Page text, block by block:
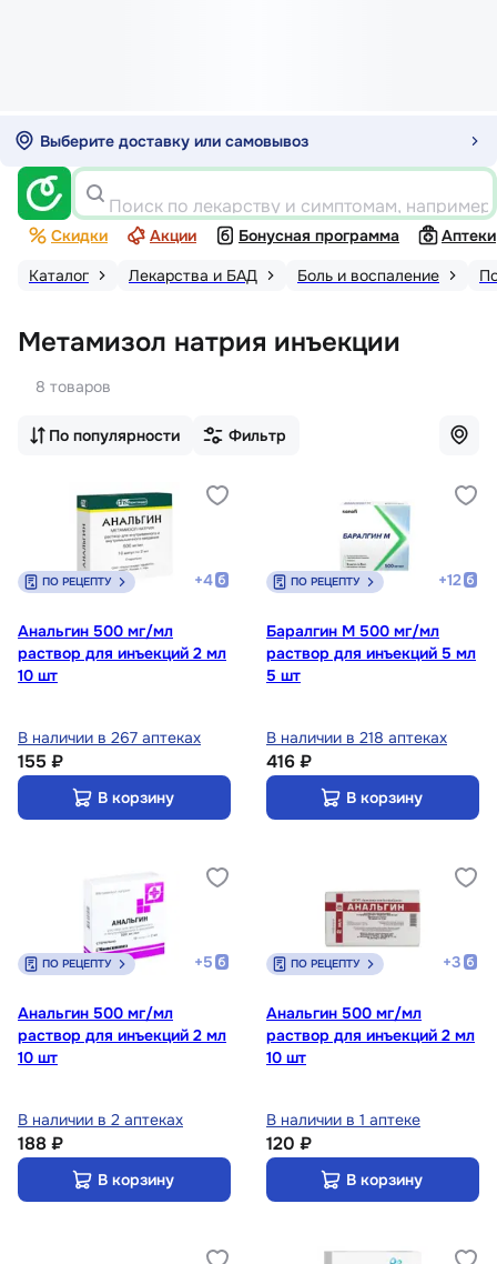
Выберите доставку или самовывоз
Поиск по лекарству и симптомам,
Скидки Акции Бонусная программа
Аптеки
Каталог
Лекарства и БАД Боль и воспаление
Метамизол натрия инъекции
8 товаров
По популярности Фильтр
ПО РЕЦЕПТУ +4
Анальгин 500 мг/мл
раствор для инъекций 2 мл
10 шт
В наличии в 267 аптеках
155 ₽
В корзину
ПО РЕЦЕПТУ +12
Баралгин М 500 мг/мл
раствор для инъекций 5 мл
5 шт
В наличии в 218 аптеках
416 ₽
В корзину
ПО РЕЦЕПТУ +5
Анальгин 500 мг/мл
раствор для инъекций 2 мл
10 шт
В наличии в 2 аптеках
188 ₽
В корзину
ПО РЕЦЕПТУ +3
Анальгин 500 мг/мл
раствор для инъекций 2 мл
10 шт
В наличии в 1 аптеке
120 ₽
В корзину